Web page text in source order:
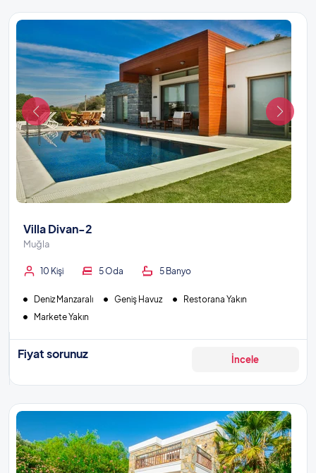
Villa Divan-2
Muğla
10 Kişi 5 Oda 5 Banyo
Deniz Manzaralı Geniş Havuz
Restorana Yakın
Markete Yakın
Fiyat sorunuz İncele